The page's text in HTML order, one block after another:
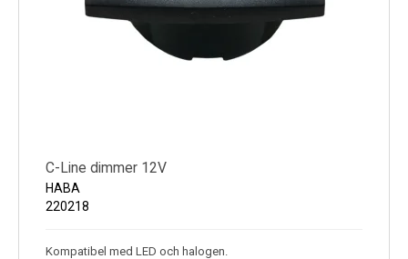
C-Line dimmer 12V
HABA
220218
Kompatibel med LED och halogen.